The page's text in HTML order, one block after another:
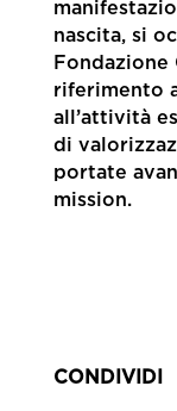
nascita, si
riferimento
all’attività
di
portate
mission.
CONDIVIDI